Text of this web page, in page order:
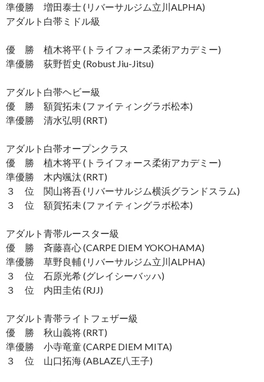
準優勝 増田泰士 (リバーサルジム立川ALPHA)
アダルト白帯ミドル級
優 勝 植木将平 (トライフォース柔術アカデミー)
準優勝 荻野哲史 (Robust Jiu-Jitsu)
アダルト白帯ヘビー級
優 勝 額賀拓未 (ファイティングラボ松本)
準優勝 清水弘明 (RRT)
アダルト白帯オープンクラス
優 勝 植木将平 (トライフォース柔術アカデミー)
準優勝 木内颯汰 (RRT)
３ 位 関山将吾 (リバーサルジム横浜グランドスラム)
３ 位 額賀拓未 (ファイティングラボ松本)
アダルト青帯ルースター級
優 勝 斉藤喜心 (CARPE DIEM YOKOHAMA)
準優勝 草野良輔 (リバーサルジム立川ALPHA)
３ 位 石原光希 (グレイシーバッハ)
３ 位 内田圭佑 (RJJ)
アダルト青帯ライトフェザー級
優 勝 秋山義将 (RRT)
準優勝 小寺竜童 (CARPE DIEM MITA)
３ 位 山口拓海 (ABLAZE八王子)